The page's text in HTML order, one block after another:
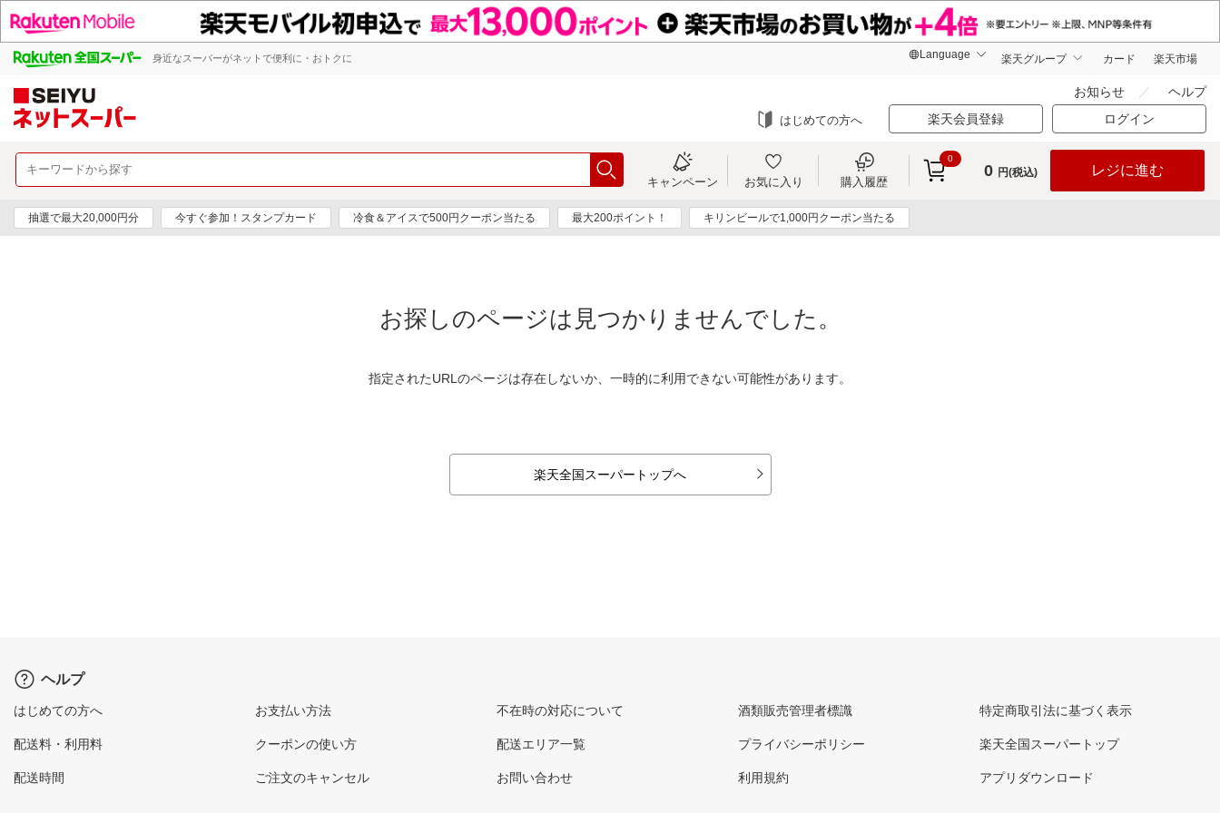
身近なスーパーがネットで便利に・おトクに 楽天グループ カード 楽天市場
お知らせ ヘルプ
はじめての方へ 楽天会員登録 ログイン
キャンペーン お気に入り 購入履歴
0
0 円(税込) レジに進む
抽選で最大20,000円分 今すぐ参加！スタンプカード 冷食＆アイスで500円クーポン当たる 最大200ポイント！ キリンビールで1,000円クーポン当たる
お探しのページは見つかりませんでした。
指定されたURLのページは存在しないか、一時的に利用できない可能性があります。
楽天全国スーパートップへ
ヘルプ
はじめての方へ
配送料・利用料
配送時間
お支払い方法
クーポンの使い方
ご注文のキャンセル
不在時の対応について
配送エリア一覧
お問い合わせ
酒類販売管理者標識
プライバシーポリシー
利用規約
特定商取引法に基づく表示
楽天全国スーパートップ
アプリダウンロード